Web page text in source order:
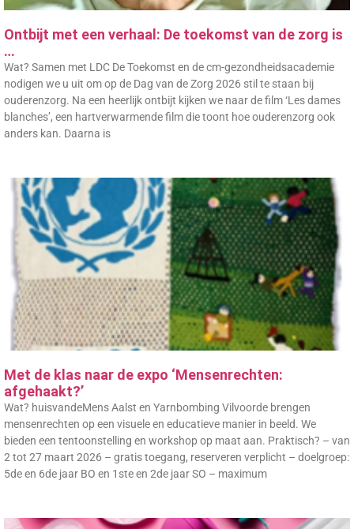
Ontbijt met een verhaal: De toekomst van de zorg is
…
Wat? Samen met LDC De Toekomst en de cm-gezondheidsacademie
nodigen we u uit om op de Dag van de Zorg 2026 stil te staan bij
ouderenzorg. Na een heerlijk ontbijt kijken we naar de film ‘Les dames
blanches’, een hartverwarmende film die toont hoe ouderenzorg ook
anders kan. Daarna is
Met de klas naar de expo ‘Mensenrechten:
afgehaakt?’
Wat? huisvandeMens Aalst en Yarnbombing Vilvoorde brengen
mensenrechten op een visuele en educatieve manier in beeld. We
bieden een tentoonstelling en workshop op maat aan. Praktisch? – van
2 tot 27 maart 2026 – gratis toegang, reserveren verplicht – doelgroep:
5de en 6de jaar BO en 1ste en 2de jaar SO – maximum